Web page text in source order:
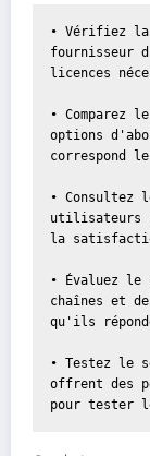
• Vérifiez la
fournisseur
licences
• Comparez
options
correspond
•
utilisateurs
la
• Évaluez
chaînes et
qu'ils
• Testez le
offrent des
pour tester